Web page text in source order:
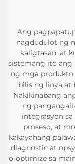
Ang
nagdudulot ng
kaligtasan, at
sistemang ito ang
ng mga produkto
bilis ng linya at
Nakikinabang
ng
integrasyon
proseso, at
kakayahang
diagnostic at
o-optimize sa